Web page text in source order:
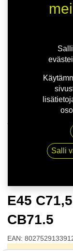
OZ HYPER
ET45 CB71.5
E45
CB71.5
EAN:
Salli